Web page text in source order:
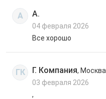
А А.
04 февраля 2026
Все хорошо
ГК Г. Компания, Москва
03 февраля 2026
,